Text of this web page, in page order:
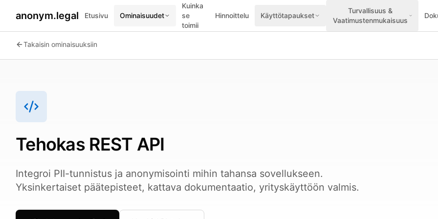
anonym.legal Etusivu Ominaisuudet
Kuinka
se
toimii
Hinnoittelu Käyttötapaukset
Turvallisuus &
Vaatimustenmukaisuus
Takaisin ominaisuuksiin
Tehokas REST API
Integroi PII-tunnistus ja anonymisointi mihin tahansa sovellukseen.
Yksinkertaiset päätepisteet, kattava dokumentaatio, yrityskäyttöön valmis.